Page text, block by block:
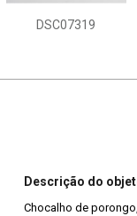
DSC07319
Descrição do
Chocalho de